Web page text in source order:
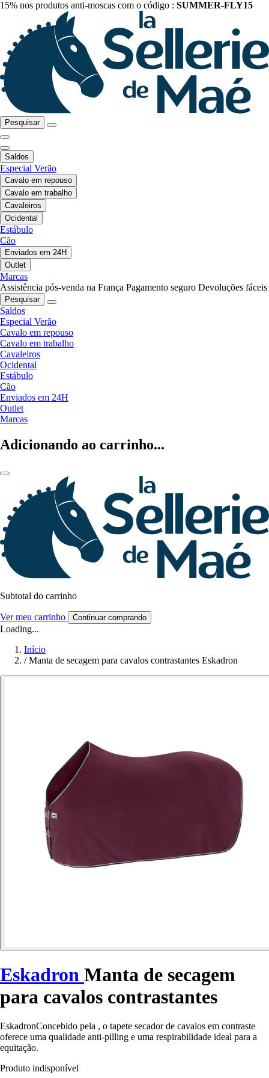
15% nos produtos anti-moscas com o código : SUMMER-FLY15
Pesquisar
Saldos
Especial Verão
Cavalo em repouso
Cavalo em trabalho
Cavaleiros
Ocidental
Estábulo
Cão
Enviados em 24H
Outlet
Marcas
Assistência pós-venda na França Pagamento seguro Devoluções fáceis
Pesquisar
Saldos
Especial Verão
Cavalo em repouso
Cavalo em trabalho
Cavaleiros
Ocidental
Estábulo
Cão
Enviados em 24H
Outlet
Marcas
Adicionando ao carrinho...
Subtotal do carrinho
Ver meu carrinho Continuar comprando
Loading...
Início
/ Manta de secagem para cavalos contrastantes Eskadron
Eskadron Manta de secagem
para cavalos contrastantes
EskadronConcebido pela , o tapete secador de cavalos em contraste
oferece uma qualidade anti-pilling e uma respirabilidade ideal para a
equitação.
Produto indisponível